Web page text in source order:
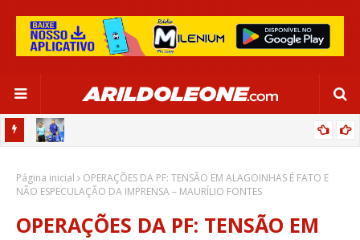
SALVADOR
Página inicial
OPERAÇÕES DA PF: TENSÃO EM ALAGOINHAS É FATO E
NÃO ESPECULAÇÃO DA IMPRENSA – MAURÍLIO FONTES
OPERAÇÕES DA PF: TENSÃO EM